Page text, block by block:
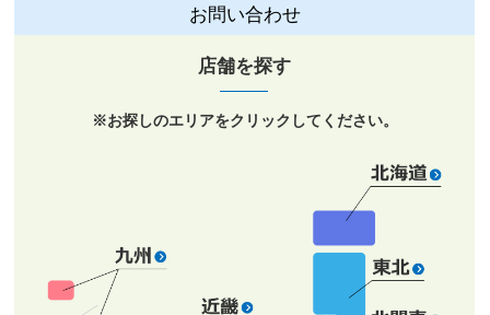
お問い合わせ
店舗を探す
※お探しのエリアをクリックしてください。